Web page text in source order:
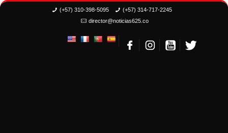
(+57) 310-398-5095
(+57) 314-717-2245
director@noticias625.co